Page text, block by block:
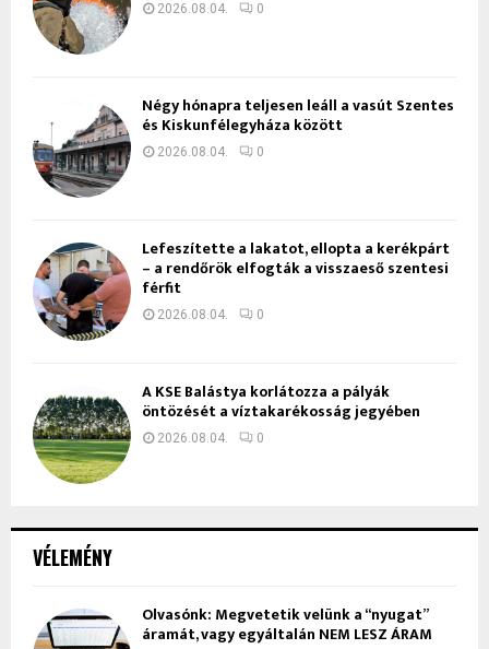
VÉLEMÉNY
Olvasónk: Megvetetik velünk a “nyugat”
áramát, vagy egyáltalán NEM LESZ ÁRAM
2026.08.04. 0
Négy hónapra teljesen leáll a vasút Szentes
és Kiskunfélegyháza között
2026.08.04. 0
Lefeszítette a lakatot, ellopta a kerékpárt
– a rendőrök elfogták a visszaeső szentesi
férfit
2026.08.04. 0
A KSE Balástya korlátozza a pályák
öntözését a víztakarékosság jegyében
2026.08.04. 0